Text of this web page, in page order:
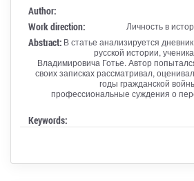
Author:
Work direction: Личность в
Abstract: В статье анализируется
русской истории,
Владимировича Готье. Автор
своих записках рассматривал,
годы гражданской
профессиональные суждения о
Keywords: